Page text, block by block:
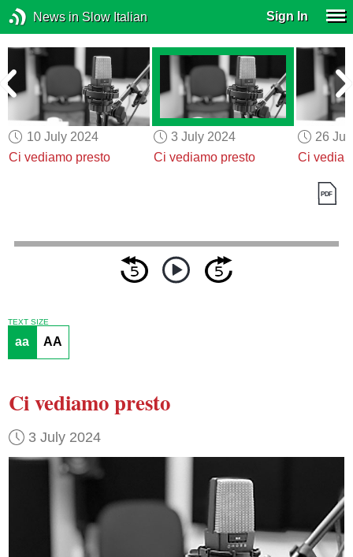
News in Slow Italian Sign In
10 July 2024
Ci vediamo presto
3 July 2024
Ci vediamo presto
26
Ci
TEXT SIZE
aa AA
Ci vediamo presto
3 July 2024